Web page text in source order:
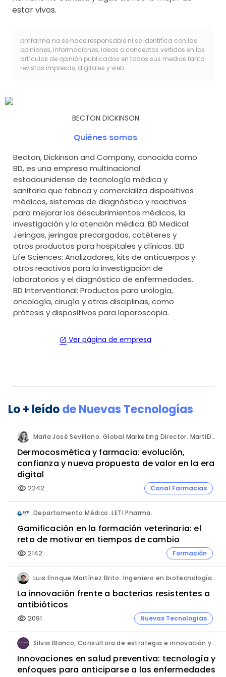
estar vivos.
pmfarma no se hace responsable ni se identifica con las
opiniones, informaciones, ideas o conceptos vertidos en los
artículos de opinión publicados en todos sus medios tanto
revistas impresas, digitales y web.
BECTON DICKINSON
Quiénes somos
Becton, Dickinson and Company, conocida como
BD, es una empresa multinacional
estadounidense de tecnología médica y
sanitaria que fabrica y comercializa dispositivos
médicos, sistemas de diagnóstico y reactivos
para mejorar los descubrimientos médicos, la
investigación y la atención médica. BD Medical:
Jeringas, jeringas precargadas, catéteres y
otros productos para hospitales y clínicas. BD
Life Sciences: Analizadores, kits de anticuerpos y
otros reactivos para la investigación de
laboratorios y el diagnóstico de enfermedades.
BD Interventional: Productos para urología,
oncología, cirugía y otras disciplinas, como
prótesis y dispositivos para laparoscopia.
open_in_new Ver página de empresa
Lo + leídodeNuevas Tecnologías
María José Sevillano. Global Marketing Director. MartiDerm.
Dermocosmética y farmacia: evolución,
confianza y nueva propuesta de valor en la era
digital
visibility 2242 Canal Farmacias
Departamento Médico. LETI Pharma.
Gamificación en la formación veterinaria: el
reto de motivar en tiempos de cambio
visibility 2142 Formación
Luis Enrique Martínez Brito. Ingeniero en biotecnología, México.
La innovación frente a bacterias resistentes a
antibióticos
visibility 2091 Nuevas Tecnologías
Silvia Blanco, Consultora de estrategia e innovación y Ana Leal, Consultora Senior de estrategia e innovación. ANIMA.
Innovaciones en salud preventiva: tecnología y
enfoques para anticiparse a las enfermedades